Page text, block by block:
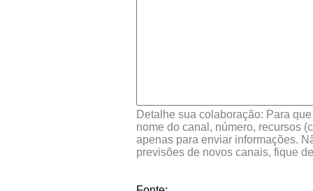
Detalhe sua colaboração: Para
nome do canal, número, recursos
apenas para enviar informações.
previsões de novos canais, fique